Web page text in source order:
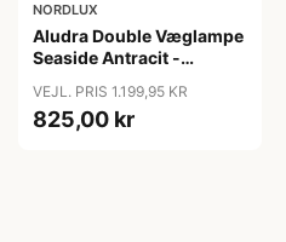
NORDLUX
Aludra Double Væglampe
Seaside Antracit -
VEJL. PRIS 1.199,95 KR
825,00 kr